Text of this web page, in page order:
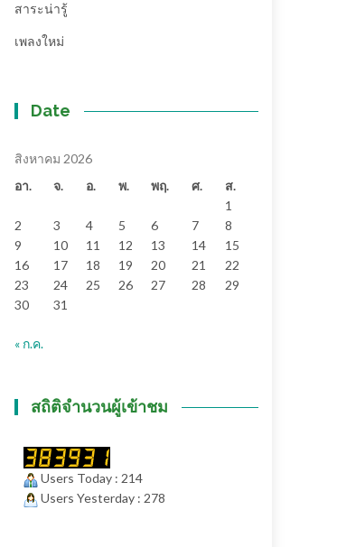
สาระน่ารู้
เพลงใหม่
Date
สิงหาคม 2026
อา.
จ. อ. พ. พฤ. ศ.
ส.
1
2
3 4 5 6 7
8
9
10 11 12 13 14
15
16
17 18 19 20 21
22
23
24 25 26 27 28
29
30
31
« ก.ค.
สถิติจำนวนผู้เข้าชม
Users Today : 214
Users Yesterday : 278